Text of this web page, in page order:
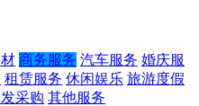
商务服务 汽车服务 婚庆服
租赁服务 休闲娱乐 旅游度假
采购 其他服务